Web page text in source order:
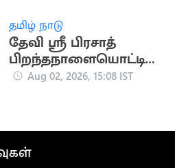
தமிழ் நாடு
தேவி ஸ்ரீ பிரசாத்
பிறந்தநாளையொட்டி
போஸ்டர் வெளியிட்ட
Aug 02, 2026, 15:08 IST